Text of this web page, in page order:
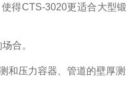
CTS-3020更适合大型
合。
压力容器、管道的壁厚测